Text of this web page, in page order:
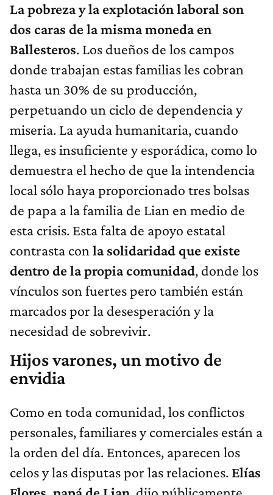
La pobreza y la explotación laboral son
dos caras de la misma moneda en
Ballesteros. Los dueños de los campos
donde trabajan estas familias les cobran
hasta un 30% de su producción,
perpetuando un ciclo de dependencia y
miseria. La ayuda humanitaria, cuando
llega, es insuficiente y esporádica, como lo
demuestra el hecho de que la intendencia
local sólo haya proporcionado tres bolsas
de papa a la familia de Lian en medio de
esta crisis. Esta falta de apoyo estatal
contrasta con la solidaridad que existe
dentro de la propia comunidad, donde los
vínculos son fuertes pero también están
marcados por la desesperación y la
necesidad de sobrevivir.
Hijos varones, un motivo de
envidia
Como en toda comunidad, los conflictos
personales, familiares y comerciales están a
la orden del día. Entonces, aparecen los
celos y las disputas por las relaciones. Elías